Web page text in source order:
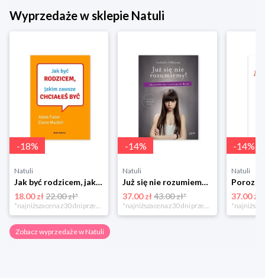
Wyprzedaże w sklepie Natuli
-18%
Natuli
Jak być rodzicem, jakim zawsze chciałeś być Media rodzina
18.00 zł22.00 zł*
*najniższa cena z 30 dni przed obniżką
-14%
Natuli
Już się nie rozumiemy! Jak przeżyć czas trzaskających drzwi Esprit
37.00 zł 43.00 zł*
*najniższa cena z 30 dni przed obniżką
-14%
Natuli
37.00 zł
Zobacz wyprzedaże w Natuli